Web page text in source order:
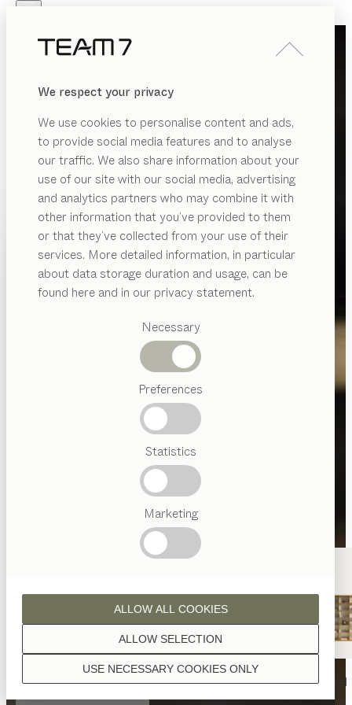
We respect your privacy
We use cookies to personalise content and ads,
to provide social media features and to analyse
our traffic. We also share information about your
use of our site with our social media, advertising
and analytics partners who may combine it with
other information that you’ve provided to them
or that they’ve collected from your use of their
services. More detailed information, in particular
about data storage duration and usage, can be
found here and in our privacy statement.
Necessary
Preferences
Statistics
Marketing
USE NECESSARY COOKIES ONLY
ALLOW SELECTION
ALLOW ALL COOKIES
PRODUKTE
INSPIRATION
HÄNDLER
Vorgeschlagene
Kategorien
Österreichisches
Handwerk
nyaTisch nyaStuhl filignoRegal
PRODUKTE
INSPIRATION
ÜBER UNS